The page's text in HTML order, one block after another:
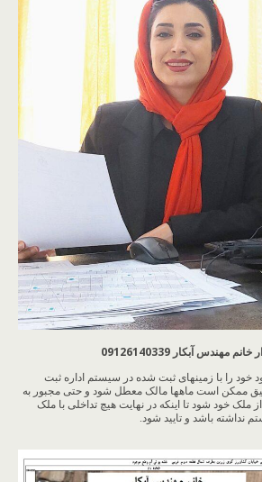
مهندس آبکار 09126140339
خود را با زمینهای ثبت شده در سیستم اداره ثبت
ممکن است ماهها مالک معطل شود و حتی مجبور به
ملک خود شود تا اینکه در نهایت هیچ تداخلی با ملک
نداشته باشد و تایید شود.